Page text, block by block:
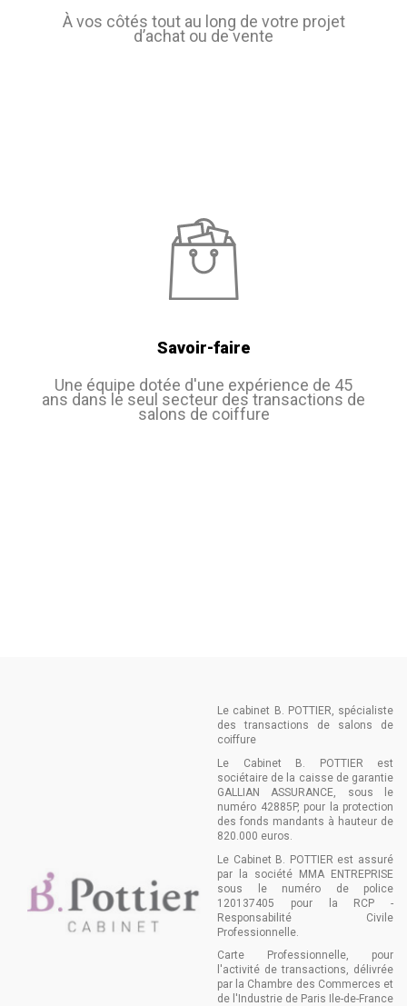
À vos côtés tout au long de votre projet
d’achat ou de vente
Savoir-faire
Une équipe dotée d'une expérience de 45
ans dans le seul secteur des transactions de
salons de coiffure
Le cabinet B. POTTIER, spécialiste
des transactions de salons de
coiffure
Le Cabinet B. POTTIER est
sociétaire de la caisse de garantie
GALLIAN ASSURANCE, sous le
numéro 42885P, pour la protection
des fonds mandants à hauteur de
820.000 euros.
Le Cabinet B. POTTIER est assuré
par la société MMA ENTREPRISE
sous le numéro de police
120137405 pour la RCP -
Responsabilité Civile
Professionnelle.
Carte Professionnelle, pour
l'activité de transactions, délivrée
par la Chambre des Commerces et
de l'Industrie de Paris Ile-de-France